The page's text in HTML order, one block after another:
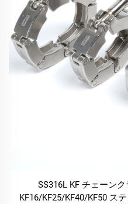
SS316L KF チェーン
KF16/KF25/KF40/KF50 ス